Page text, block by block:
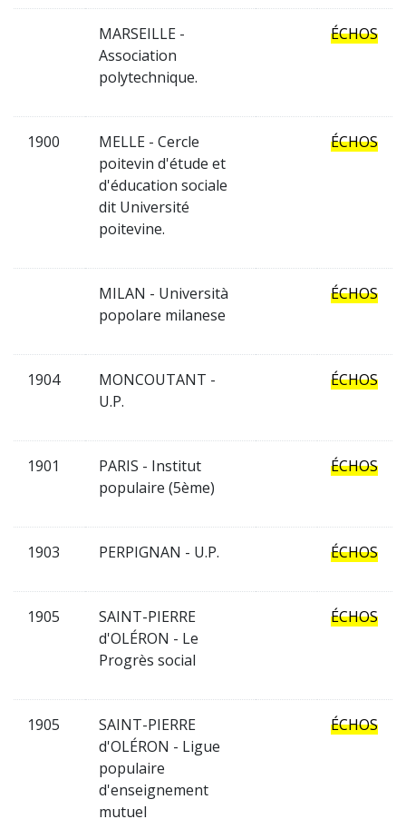
MARSEILLE -
Association
polytechnique.
ÉCHOS
1900
MELLE - Cercle
poitevin d'étude et
d'éducation sociale
dit Université
poitevine.
ÉCHOS
MILAN - Università
popolare milanese
ÉCHOS
1904
MONCOUTANT -
U.P.
ÉCHOS
1901
PARIS - Institut
populaire (5ème)
ÉCHOS
1903 PERPIGNAN - U.P. ÉCHOS
1905
SAINT-PIERRE
d'OLÉRON - Le
Progrès social
ÉCHOS
1905
SAINT-PIERRE
d'OLÉRON - Ligue
populaire
d'enseignement
mutuel
ÉCHOS